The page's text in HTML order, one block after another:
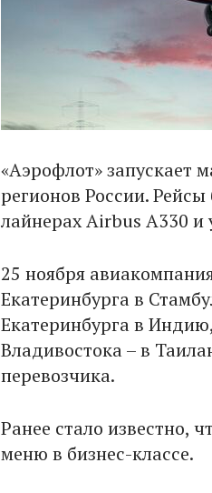
«Аэрофлот» запускает
регионов России.
лайнерах Airbus A330
25 ноября
Екатеринбурга в
Екатеринбурга в
Владивостока – в
перевозчика.
Ранее стало известно,
меню в бизнес-классе.